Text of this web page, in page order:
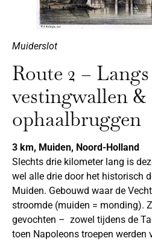
Muiderslot
Route 2 –
vestingwallen &
ophaalbruggen
3 km, Muiden, Noord-Holland
Slechts drie kilometer lang is
wel alle drie door het historisch
Muiden. Gebouwd waar de
stroomde (muiden = monding).
gevochten – zowel tijdens de
toen Napoleons troepen